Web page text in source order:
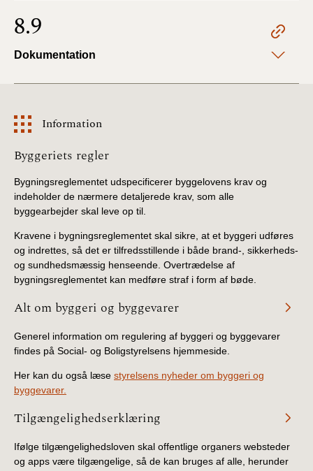
8.9
Dokumentation
Information
Information
Byggeriets regler
Bygningsreglementet udspecificerer byggelovens krav og
indeholder de nærmere detaljerede krav, som alle
byggearbejder skal leve op til.
Kravene i bygningsreglementet skal sikre, at et byggeri udføres
og indrettes, så det er tilfredsstillende i både brand-, sikkerheds-
og sundhedsmæssig henseende. Overtrædelse af
bygningsreglementet kan medføre straf i form af bøde.
Alt om byggeri og byggevarer
Generel information om regulering af byggeri og byggevarer
findes på Social- og Boligstyrelsens hjemmeside.
Her kan du også læse styrelsens nyheder om byggeri og
byggevarer.
Tilgængelighedserklæring
Ifølge tilgængelighedsloven skal offentlige organers websteder
og apps være tilgængelige, så de kan bruges af alle, herunder